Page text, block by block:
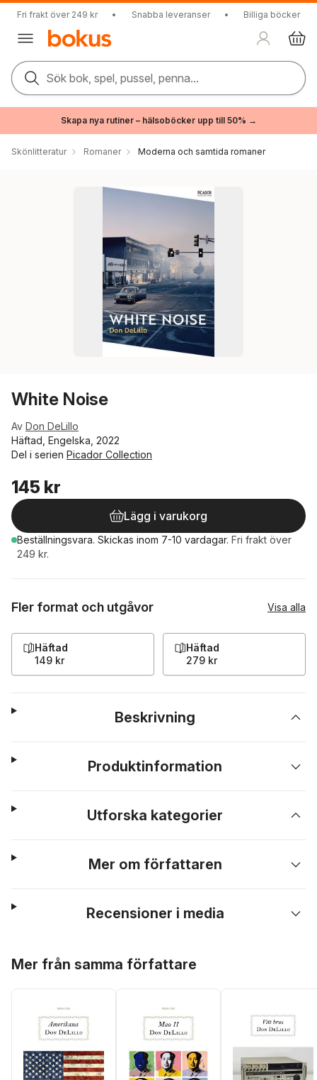
Fri frakt över 249 kr • Snabba leveranser • Billiga böcker
Sök bok, spel, pussel, penna...
Skapa nya rutiner – hälsoböcker upp till 50% →
Skönlitteratur Romaner Moderna och samtida romaner
White Noise
Av Don DeLillo
Häftad, Engelska, 2022
Del i serien Picador Collection
145 kr
Lägg i varukorg
Beställningsvara. Skickas inom 7-10 vardagar. Fri frakt över
249 kr.
Fler format och utgåvor Visa alla
Häftad
149 kr
Häftad
279 kr
Beskrivning
Produktinformation
Utforska kategorier
Mer om författaren
Recensioner i media
Mer från samma författare